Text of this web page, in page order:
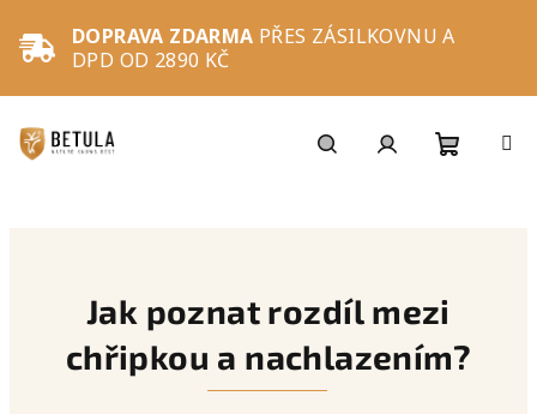
obsah
DOPRAVA ZDARMA PŘES ZÁSILKOVNU A
DPD OD 2890 KČ
Jak poznat rozdíl mezi
chřipkou a nachlazením?